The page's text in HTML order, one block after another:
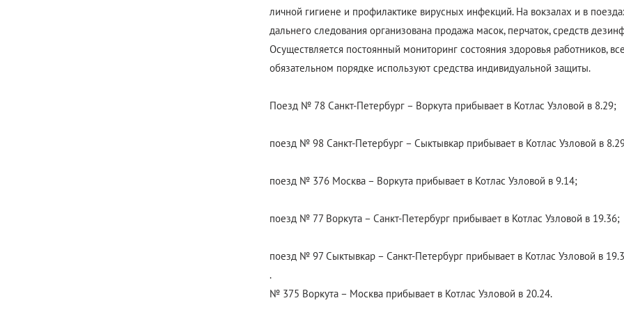
личной гигиене и профилактике вирусных инфекций. На вокзалах и в
дальнего следования организована продажа масок, перчаток, средств
Осуществляется постоянный мониторинг состояния здоровья работников,
обязательном порядке используют средства индивидуальной защиты.
Поезд № 78 Санкт-Петербург – Воркута прибывает в Котлас Узловой в 8.29;
поезд № 98 Санкт-Петербург – Сыктывкар прибывает в Котлас Узловой в
поезд № 376 Москва – Воркута прибывает в Котлас Узловой в 9.14;
поезд № 77 Воркута – Санкт-Петербург прибывает в Котлас Узловой в 19.36;
поезд № 97 Сыктывкар – Санкт-Петербург прибывает в Котлас Узловой в
.
№ 375 Воркута – Москва прибывает в Котлас Узловой в 20.24.